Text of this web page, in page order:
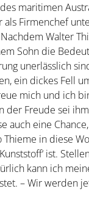
maritimen
als Firmenchef
Walter
Sohn die
unerlässlich
ein dickes Fell
mich und ich
der Freude sei
auch eine
in diese
ist.
kann ich
– Wir werden